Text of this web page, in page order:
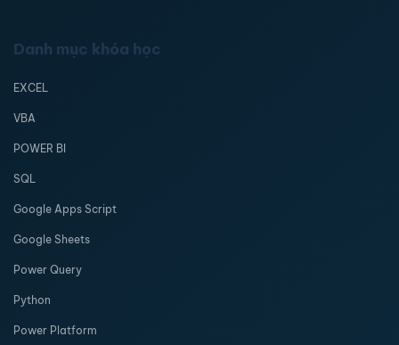
Danh mục khóa học
EXCEL
VBA
POWER BI
SQL
Google Apps Script
Google Sheets
Power Query
Python
Power Platform